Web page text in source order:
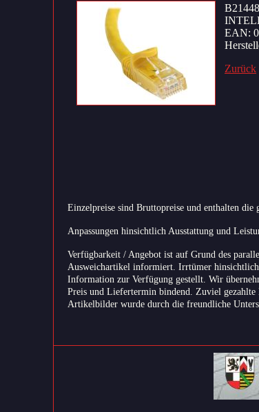
EAN:
Zurück
Einzelpreise sind Bruttopreise und enthalten die
Anpassungen hinsichtlich Ausstattung und
Verfügbarkeit / Angebot ist auf Grund des
Ausweichartikel informiert. Irrtümer hinsichtlich
Information zur Verfügung gestellt. Wir
Preis und Liefertermin bindend. Zuviel
Artikelbilder wurde durch die freundliche